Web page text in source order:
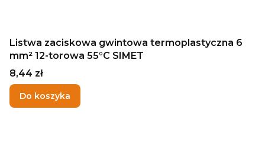
Listwa zaciskowa gwintowa termoplastyczna 6
mm² 12-torowa 55°C SIMET
Cena
8,44 zł
Do koszyka